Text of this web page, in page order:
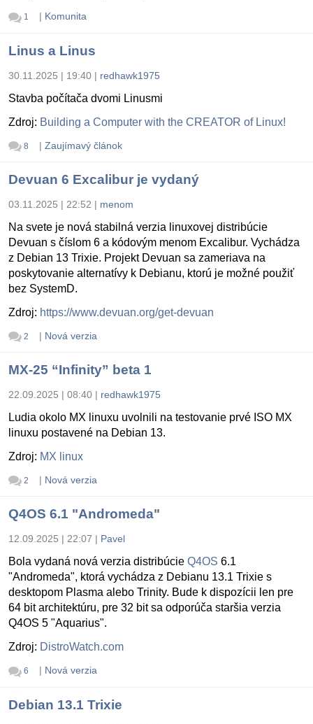
1 | Komunita
Linus a Linus
30.11.2025 | 19:40 | redhawk1975
Stavba počítača dvomi Linusmi
Zdroj: Building a Computer with the CREATOR of Linux!
8 | Zaujímavý článok
Devuan 6 Excalibur je vydaný
03.11.2025 | 22:52 | menom
Na svete je nová stabilná verzia linuxovej distribúcie
Devuan s číslom 6 a kódovým menom Excalibur. Vychádza
z Debian 13 Trixie. Projekt Devuan sa zameriava na
poskytovanie alternatívy k Debianu, ktorú je možné použiť
bez SystemD.
Zdroj: https://www.devuan.org/get-devuan
2 | Nová verzia
MX-25 “Infinity” beta 1
22.09.2025 | 08:40 | redhawk1975
Ludia okolo MX linuxu uvolnili na testovanie prvé ISO MX
linuxu postavené na Debian 13.
Zdroj: MX linux
2 | Nová verzia
Q4OS 6.1 "Andromeda"
12.09.2025 | 22:07 | Pavel
Bola vydaná nová verzia distribúcie Q4OS 6.1
"Andromeda", ktorá vychádza z Debianu 13.1 Trixie s
desktopom Plasma alebo Trinity. Bude k dispozícii len pre
64 bit architektúru, pre 32 bit sa odporúča staršia verzia
Q4OS 5 "Aquarius".
Zdroj: DistroWatch.com
6 | Nová verzia
Debian 13.1 Trixie